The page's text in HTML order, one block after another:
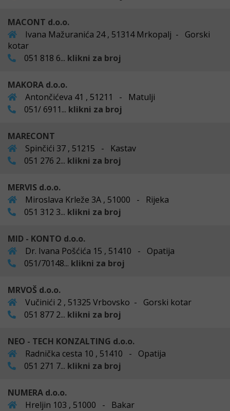
MACONT d.o.o.
Ivana Mažuranića 24 , 51314 Mrkopalj - Gorski
kotar
051 818 6... klikni za broj
MAKORA d.o.o.
Antončićeva 41 , 51211 - Matulji
051/ 6911... klikni za broj
MARECONT
Spinčići 37 , 51215 - Kastav
051 276 2... klikni za broj
MERVIS d.o.o.
Miroslava Krleže 3A , 51000 - Rijeka
051 312 3... klikni za broj
MID - KONTO d.o.o.
Dr. Ivana Pošćića 15 , 51410 - Opatija
051/70148... klikni za broj
MRVOŠ d.o.o.
Vučinići 2 , 51325 Vrbovsko - Gorski kotar
051 877 2... klikni za broj
NEO - TECH KONZALTING d.o.o.
Radnička cesta 10 , 51410 - Opatija
051 271 7... klikni za broj
NUMERA d.o.o.
Hreljin 103 , 51000 - Bakar